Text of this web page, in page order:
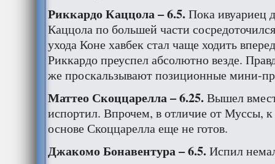
Риккардо Каццола – 6.5.Пока ивуариец
Каццола по большей части
ухода Коне хавбек стал чаще ходить
Риккардо преуспел абсолютно везде.
же проскальзывают позиционные мини-
Маттео Скоццарелла – 6.25.Вышел
испортил. Впрочем, в отличие от Муссы,
основе Скоццарелла еще не готов.
Джакомо Бонавентура – 6.5.Испил